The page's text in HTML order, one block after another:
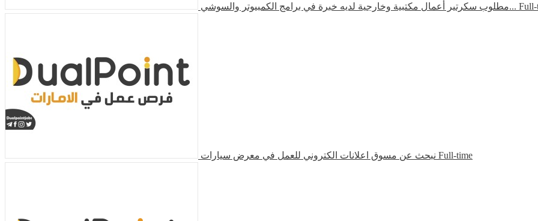
مطلوب سكرتير أعمال مكتبية وخارجية لديه خبرة في برامج الكمبيوتر والسوشي...
نبحث عن مسوق اعلانات الكتروني للعمل في معرض سيارات Full-time